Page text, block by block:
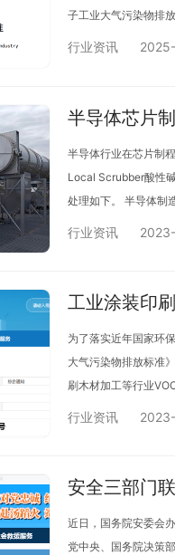
子工业大气污染物排
污染物排放浓度限值
行业资讯
半导体芯片
半导体行业在芯片制
Local Scrubber酸性
处理如下。 半导体制
集成电路的制造，其
行业资讯
工业涂装印
为了落实近年国家环
大气污染物排放标准
刷木材加工等行业
排放限值 三、工业涂
行业资讯
安全三部门
近日，国务院安委会
党中央、国务院决策